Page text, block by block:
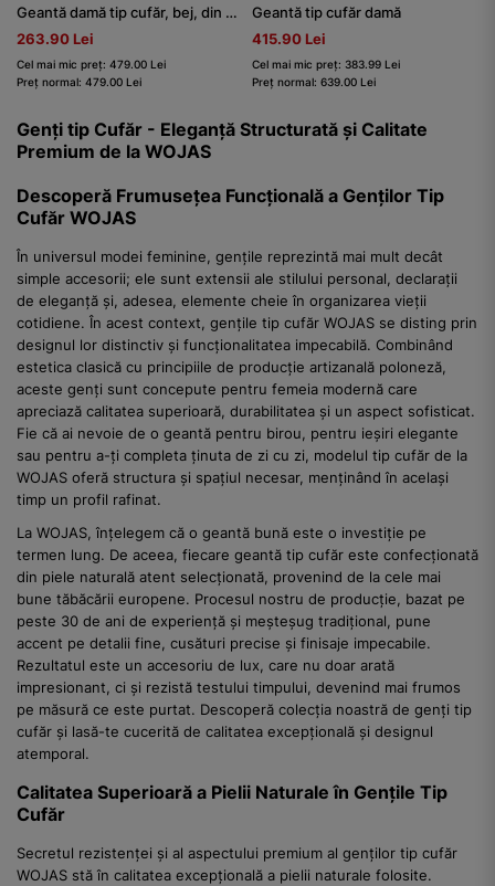
Geantă damă tip cufăr, bej, din piele, cu închizătoare metalică
263.90 Lei
Cel mai mic preț: 479.00 Lei
Preț normal: 479.00 Lei
Geantă tip cufăr damă
415.90 Lei
Cel mai mic preț: 383.99 Lei
Preț normal: 639.00 Lei
Genți tip Cufăr - Eleganță Structurată și Calitate
Premium de la WOJAS
Descoperă Frumusețea Funcțională a Genților Tip
Cufăr WOJAS
În universul modei feminine, gențile reprezintă mai mult decât
simple accesorii; ele sunt extensii ale stilului personal, declarații
de eleganță și, adesea, elemente cheie în organizarea vieții
cotidiene. În acest context, gențile tip cufăr WOJAS se disting prin
designul lor distinctiv și funcționalitatea impecabilă. Combinând
estetica clasică cu principiile de producție artizanală poloneză,
aceste genți sunt concepute pentru femeia modernă care
apreciază calitatea superioară, durabilitatea și un aspect sofisticat.
Fie că ai nevoie de o geantă pentru birou, pentru ieșiri elegante
sau pentru a-ți completa ținuta de zi cu zi, modelul tip cufăr de la
WOJAS oferă structura și spațiul necesar, menținând în același
timp un profil rafinat.
La WOJAS, înțelegem că o geantă bună este o investiție pe
termen lung. De aceea, fiecare geantă tip cufăr este confecționată
din piele naturală atent selecționată, provenind de la cele mai
bune tăbăcării europene. Procesul nostru de producție, bazat pe
peste 30 de ani de experiență și meșteșug tradițional, pune
accent pe detalii fine, cusături precise și finisaje impecabile.
Rezultatul este un accesoriu de lux, care nu doar arată
impresionant, ci și rezistă testului timpului, devenind mai frumos
pe măsură ce este purtat. Descoperă colecția noastră de genți tip
cufăr și lasă-te cucerită de calitatea excepțională și designul
atemporal.
Calitatea Superioară a Pielii Naturale în Gențile Tip
Cufăr
Secretul rezistenței și al aspectului premium al genților tip cufăr
WOJAS stă în calitatea excepțională a pielii naturale folosite.